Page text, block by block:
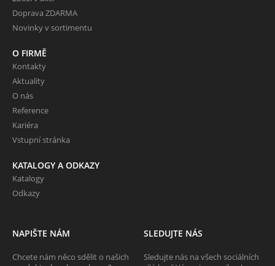
Doprava ZDARMA
Novinky v sortimentu
O FIRMĚ
Kontakty
Aktuality
O nás
Reference
Kariéra
Vstupní stránka
KATALOGY A ODKAZY
Katalogy
Odkazy
NAPIŠTE NÁM
Chcete nám něco sdělit o našich
SLEDUJTE NÁS
Sledujte nás na všech sociálních